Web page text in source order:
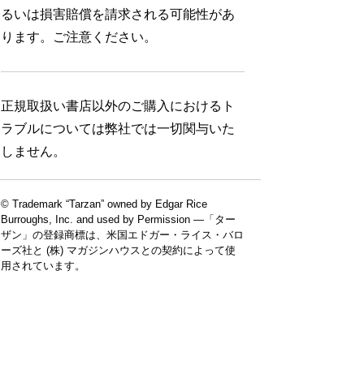
るいは損害賠償を請求される可能性があ
ります。ご注意ください。
正規取扱い書店以外のご購入におけるト
ラブルについては弊社では一切関与いた
しません。
© Trademark “Tarzan” owned by Edgar Rice
Burroughs, Inc. and used by Permission —「ター
ザン」の登録商標は、米国エドガー・ライス・バロ
ーズ社と (株) マガジンハウスとの契約によって使
用されています。